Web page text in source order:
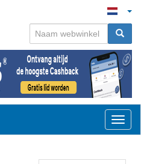
Toggle